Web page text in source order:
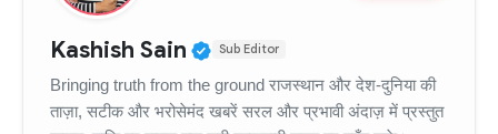
Kashish Sain Verified Public Figure •
Sub Editor
Bringing truth from the ground राजस्थान और देश-दुनिया की
ताज़ा, सटीक और भरोसेमंद खबरें सरल और प्रभावी अंदाज़ में प्रस्तुत